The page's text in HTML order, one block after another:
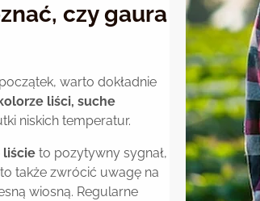
czy gaura
warto dokładnie
liści, suche
niskich temperatur.
liście to pozytywny sygnał,
także zwrócić uwagę na
wiosną. Regularne